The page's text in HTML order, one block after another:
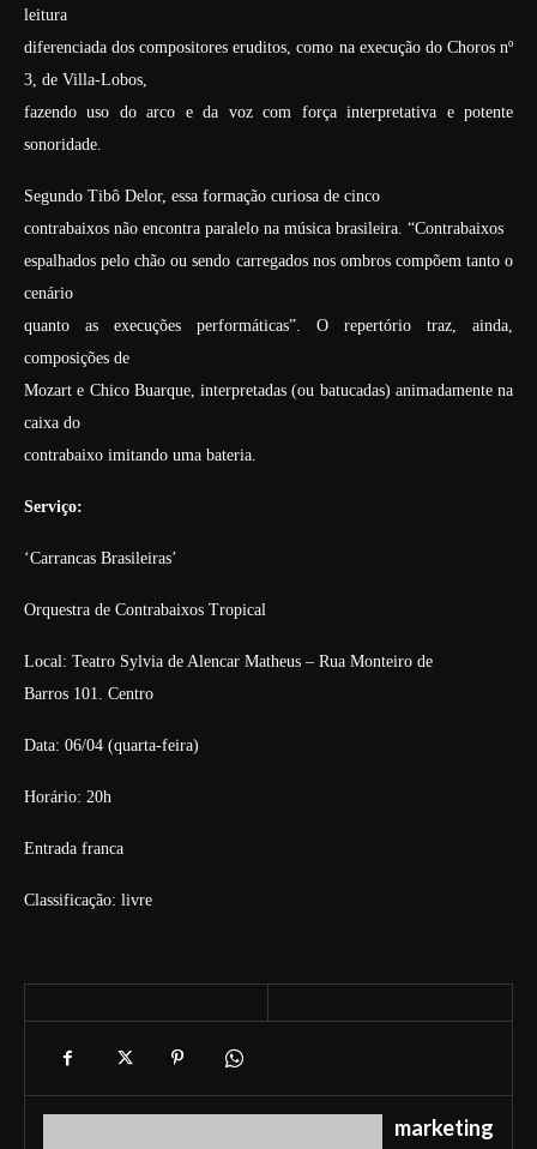
leitura
diferenciada dos compositores eruditos, como na execução do Choros nº
3, de Villa-Lobos,
fazendo uso do arco e da voz com força interpretativa e potente
sonoridade.
Segundo Tibô Delor, essa formação curiosa de cinco
contrabaixos não encontra paralelo na música brasileira. “Contrabaixos
espalhados pelo chão ou sendo carregados nos ombros compõem tanto o
cenário
quanto as execuções performáticas”. O repertório traz, ainda,
composições de
Mozart e Chico Buarque, interpretadas (ou batucadas) animadamente na
caixa do
contrabaixo imitando uma bateria.
Serviço:
‘Carrancas Brasileiras’
Orquestra de Contrabaixos Tropical
Local: Teatro Sylvia de Alencar Matheus – Rua Monteiro de
Barros 101. Centro
Data: 06/04 (quarta-feira)
Horário: 20h
Entrada franca
Classificação: livre
marketing